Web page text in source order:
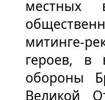
местных
митинге-
героев, в
обороны
Великой